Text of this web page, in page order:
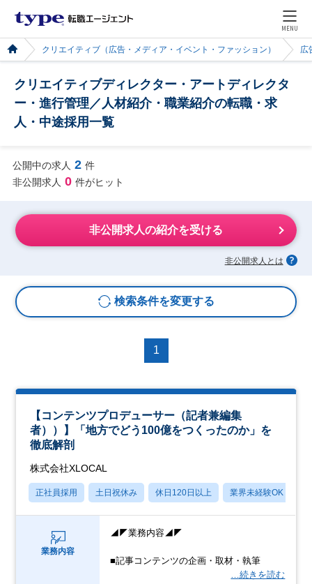
MENU
クリエイティブ（広告・メディア・イベント・ファッション） 広
クリエイティブディレクター・アートディレクタ
ー・進行管理／人材紹介・職業紹介の転職・求
人・中途採用一覧
公開中の求人 2 件
非公開求人 0 件がヒット
非公開求人の紹介を受ける
非公開求人とは
検索条件を変更する
1
【コンテンツプロデューサー（記者兼編集
者））】「地方でどう100億をつくったのか」を
徹底解剖
株式会社XLOCAL
正社員採用 土日祝休み 休日120日以上 業界未経験OK
業務内容
◢◤業務内容◢◤
■記事コンテンツの企画・取材・執筆
…続きを読む